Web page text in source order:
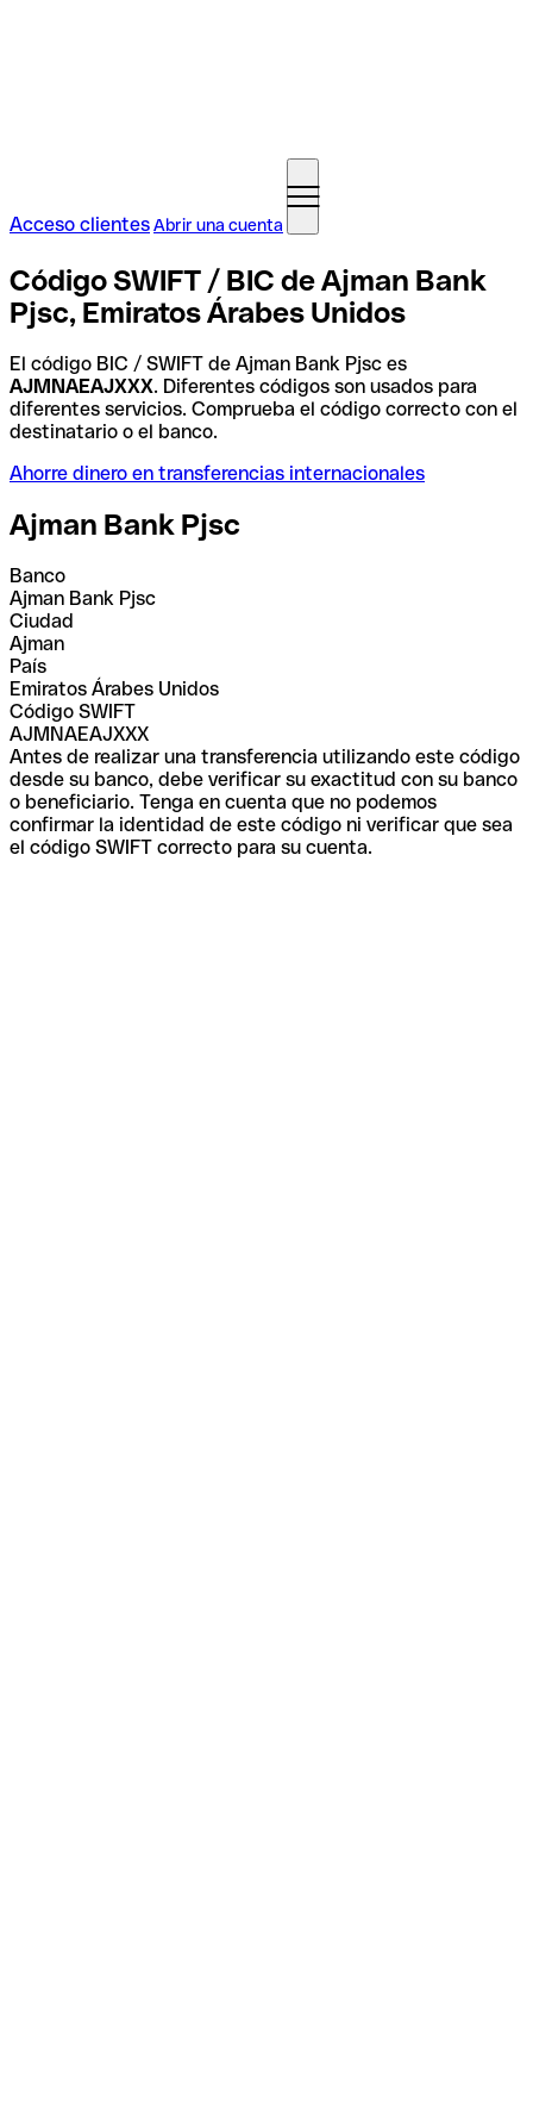
Acceso clientesAbrir una cuenta
Código SWIFT / BIC de Ajman Bank
Pjsc, Emiratos Árabes Unidos
El código BIC / SWIFT de Ajman Bank Pjsc es
AJMNAEAJXXX. Diferentes códigos son usados para
diferentes servicios. Comprueba el código correcto con el
destinatario o el banco.
Ahorre dinero en transferencias internacionales
Ajman Bank Pjsc
Banco
Ajman Bank Pjsc
Ciudad
Ajman
País
Emiratos Árabes Unidos
Código SWIFT
AJMNAEAJXXX
Antes de realizar una transferencia utilizando este código
desde su banco, debe verificar su exactitud con su banco
o beneficiario. Tenga en cuenta que no podemos
confirmar la identidad de este código ni verificar que sea
el código SWIFT correcto para su cuenta.